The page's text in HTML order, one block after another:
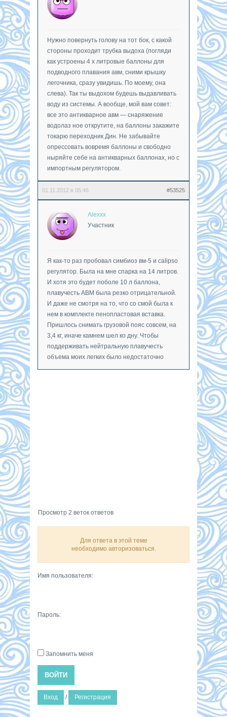
Нужно повернуть голову на тот бок, с какой
стороны проходит трубка выдоха (погляди
как устроены 4 х литровые баллоны для
подводного плавания авм, сними крышку
легочника, сразу увидишь. По моему, она
слева). Так ты выдохом будешь выдавливать
воду из системы. А вообще, мой вам совет:
все это антикварное авм — снаряжение
водолаз ное открутите, на баллоны закажите
токарю переходник Дин. Не забывайте
опрессовать вовремя баллоны и свободно
ныряйте себе на антикварных баллонах, но с
импортным регулятором.
01.11.2012 в 05:46 #53525
Alexxx
Участник
Я как-то раз пробовал симбиоз вм-5 и calipso
регулятор. Была на мне спарка на 14 литров.
И хотя это будет поболе 10 л баллона,
плавучесть АВМ была резко отрицательной.
И даже не смотря на то, что со смой была к
нем в комплекте пенопластовая вставка.
Пришлось снимать грузовой пояс совсем, на
3,4 кг, иначе камнем шел ко дну. Чтобы
поддерживать нейтральную плавучесть
объема моих легких было недостаточно
Просмотр 2 веток ответов
Для ответа в этой теме
необходимо авторизоваться.
Имя пользователя:
Пароль:
Запомнить меня
ВОЙТИ
Вход / Регистрация